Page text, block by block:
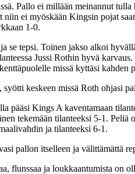
Pallo ei millään meinannut
ei myöskään Kingsin pojat
1-0.
tepsi. Toinen jakso alkoi
Jussi Rothin hyvä
missä kyttäsi
keskeen missä Roth ohjasi
pääsi Kings A kaventamaan
tekemään tilanteeksi 5-1.
ja tilanteeksi 6-1.
pallon itselleen ja välittämättä
flunssaa ja loukkaantumista on